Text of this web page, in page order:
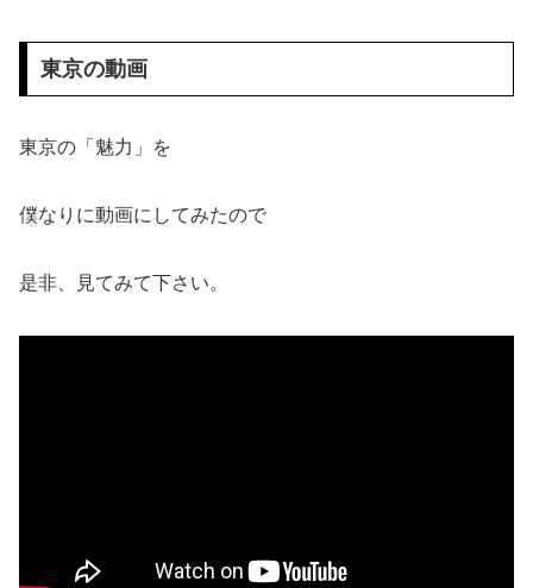
東京の動画
東京の「魅力」を
僕なりに動画にしてみたので
是非、見てみて下さい。